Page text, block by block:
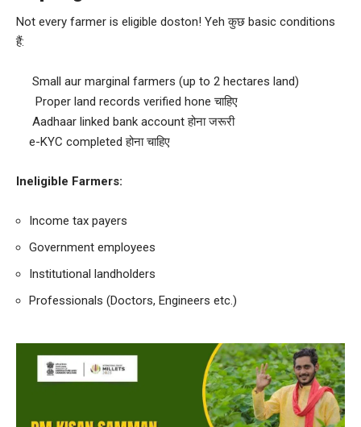
Not every farmer is eligible doston! Yeh कुछ basic conditions
हैं:
Small aur marginal farmers (up to 2 hectares land)
Proper land records verified hone चाहिए
Aadhaar linked bank account होना जरूरी
e-KYC completed होना चाहिए
Ineligible Farmers:
Income tax payers
Government employees
Institutional landholders
Professionals (Doctors, Engineers etc.)